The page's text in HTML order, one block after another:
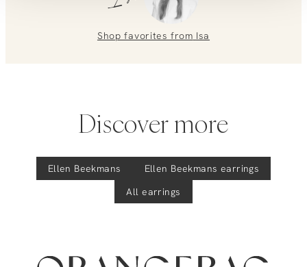
Shop favorites from Isa
Discover more
Ellen Beekmans Ellen Beekmans earrings
All earrings